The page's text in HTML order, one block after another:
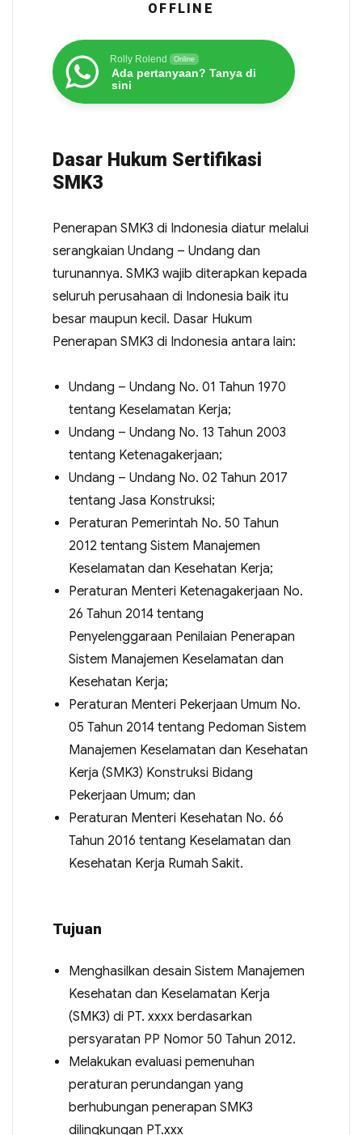
OFFLINE
Rolly Rolend Online
Ada pertanyaan? Tanya di
sini
Dasar Hukum Sertifikasi
SMK3
Penerapan SMK3 di Indonesia diatur melalui
serangkaian Undang – Undang dan
turunannya. SMK3 wajib diterapkan kepada
seluruh perusahaan di Indonesia baik itu
besar maupun kecil. Dasar Hukum
Penerapan SMK3 di Indonesia antara lain:
Undang – Undang No. 01 Tahun 1970
tentang Keselamatan Kerja;
Undang – Undang No. 13 Tahun 2003
tentang Ketenagakerjaan;
Undang – Undang No. 02 Tahun 2017
tentang Jasa Konstruksi;
Peraturan Pemerintah No. 50 Tahun
2012 tentang Sistem Manajemen
Keselamatan dan Kesehatan Kerja;
Peraturan Menteri Ketenagakerjaan No.
26 Tahun 2014 tentang
Penyelenggaraan Penilaian Penerapan
Sistem Manajemen Keselamatan dan
Kesehatan Kerja;
Peraturan Menteri Pekerjaan Umum No.
05 Tahun 2014 tentang Pedoman Sistem
Manajemen Keselamatan dan Kesehatan
Kerja (SMK3) Konstruksi Bidang
Pekerjaan Umum; dan
Peraturan Menteri Kesehatan No. 66
Tahun 2016 tentang Keselamatan dan
Kesehatan Kerja Rumah Sakit.
Tujuan
Menghasilkan desain Sistem Manajemen
Kesehatan dan Keselamatan Kerja
(SMK3) di PT. xxxx berdasarkan
persyaratan PP Nomor 50 Tahun 2012.
Melakukan evaluasi pemenuhan
peraturan perundangan yang
berhubungan penerapan SMK3
dilingkungan PT.xxx